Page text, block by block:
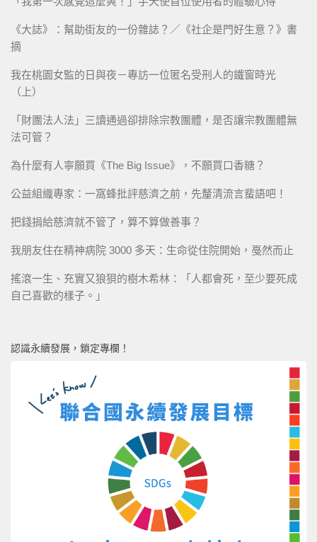
《大誌》：幫助街友的一份雜誌？／《社企是門好生意？》書
摘
我在桃園女監的日與夜－專訪一位匿名受刑人的鐵窗時光
（上）
「財團法人法」三讀通過卻排除宗教團體，是否讓宗教團體無
法可管？
為什麼有人寧願買《The Big Issue》，不願買口香糖？
公益組織專家：一窩蜂批評慈濟之前，先釐清流言蜚語吧！
把錢捐給慈濟就不管了，算不算做善事？
我朋友住在精神病院 3000 多天：生命從住院開始，戞然而止
搖滾一生、充實又狼狽的樹木希林：「人都會死，至少要死成
自己喜歡的樣子。」
認識永續發展，鎖定專欄！